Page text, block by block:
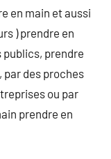
en main et aussi
) prendre en
publics, prendre
par des proches
ou par
prendre en